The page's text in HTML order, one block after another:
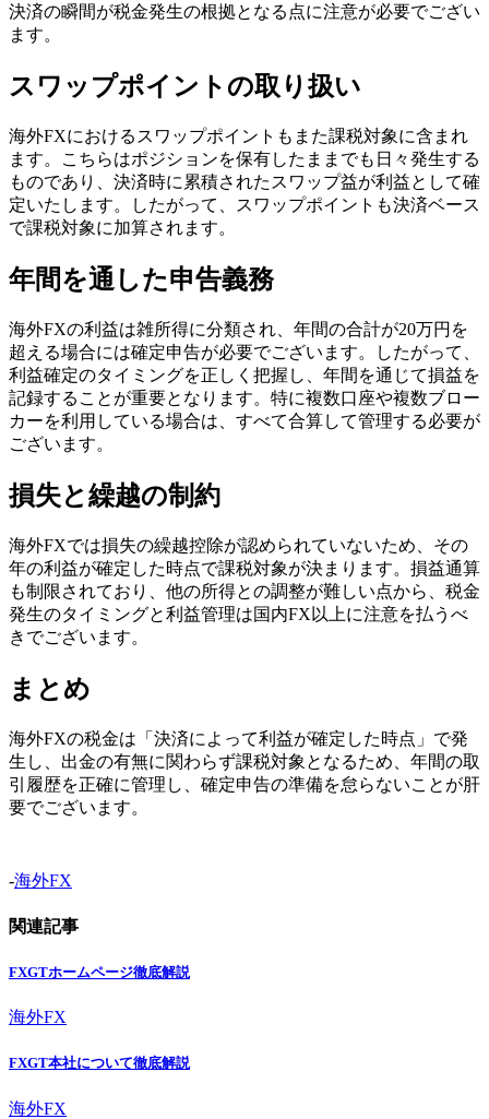
決済の瞬間が税金発生の根拠となる点に注意が必要でござい
ます。
スワップポイントの取り扱い
海外FXにおけるスワップポイントもまた課税対象に含まれ
ます。こちらはポジションを保有したままでも日々発生する
ものであり、決済時に累積されたスワップ益が利益として確
定いたします。したがって、スワップポイントも決済ベース
で課税対象に加算されます。
年間を通した申告義務
海外FXの利益は雑所得に分類され、年間の合計が20万円を
超える場合には確定申告が必要でございます。したがって、
利益確定のタイミングを正しく把握し、年間を通じて損益を
記録することが重要となります。特に複数口座や複数ブロー
カーを利用している場合は、すべて合算して管理する必要が
ございます。
損失と繰越の制約
海外FXでは損失の繰越控除が認められていないため、その
年の利益が確定した時点で課税対象が決まります。損益通算
も制限されており、他の所得との調整が難しい点から、税金
発生のタイミングと利益管理は国内FX以上に注意を払うべ
きでございます。
まとめ
海外FXの税金は「決済によって利益が確定した時点」で発
生し、出金の有無に関わらず課税対象となるため、年間の取
引履歴を正確に管理し、確定申告の準備を怠らないことが肝
要でございます。
-海外FX
関連記事
FXGTホームページ徹底解説
海外FX
FXGT本社について徹底解説
海外FX